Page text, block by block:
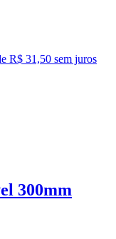
R$ 31,50 sem juros
300mm